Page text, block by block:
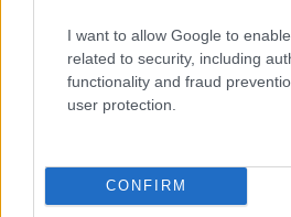
I want to allow Google to
related to security, including
functionality and fraud
user protection.
CONFIRM